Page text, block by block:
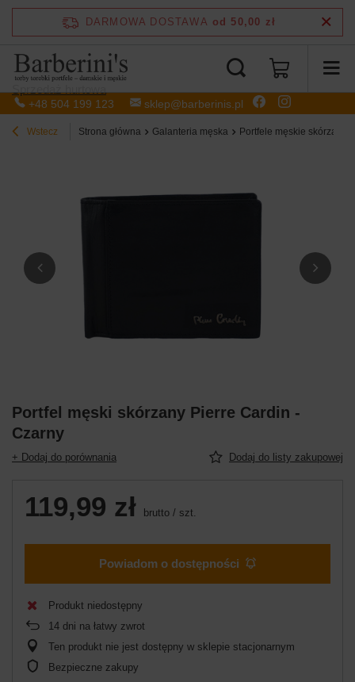
+48 504 199 123 sklep@barberinis.pl
DARMOWA DOSTAWA od 50,00 zł
Wstecz Strona główna Galanteria męska Portfele męskie skórzane
Portfel męski skórzany Pierre Cardin -
Czarny
+ Dodaj do porównania Dodaj do listy zakupowej
119,99 zł brutto / szt.
Powiadom o dostępności
Produkt niedostępny
14 dni na łatwy zwrot
Ten produkt nie jest dostępny w sklepie stacjonarnym
Bezpieczne zakupy